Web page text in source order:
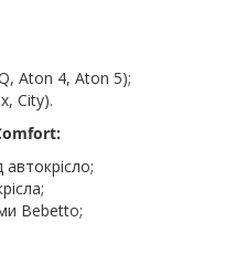
Aton 4, Aton 5);
City).
автокрісло;
Bebetto;